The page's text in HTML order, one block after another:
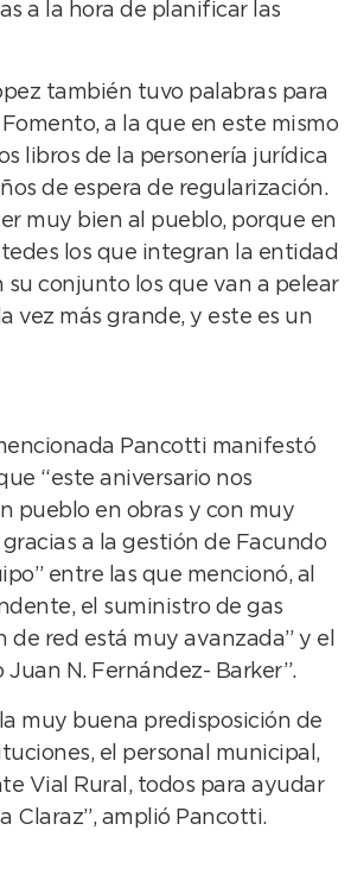
a la hora de planificar las
también tuvo palabras para
a la que en este mismo
libros de la personería jurídica
de espera de regularización.
muy bien al pueblo, porque en
los que integran la entidad
su conjunto los que van a pelear
vez más grande, y este es un
Pancotti manifestó
“este aniversario nos
pueblo en obras y con muy
a la gestión de Facundo
entre las que mencionó, al
el suministro de gas
de red está muy avanzada” y el
N. Fernández- Barker”.
muy buena predisposición de
el personal municipal,
Vial Rural, todos para ayudar
Claraz”, amplió Pancotti.